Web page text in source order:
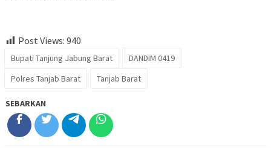
Post Views: 940
Bupati Tanjung Jabung Barat
DANDIM 0419
Polres Tanjab Barat
Tanjab Barat
SEBARKAN